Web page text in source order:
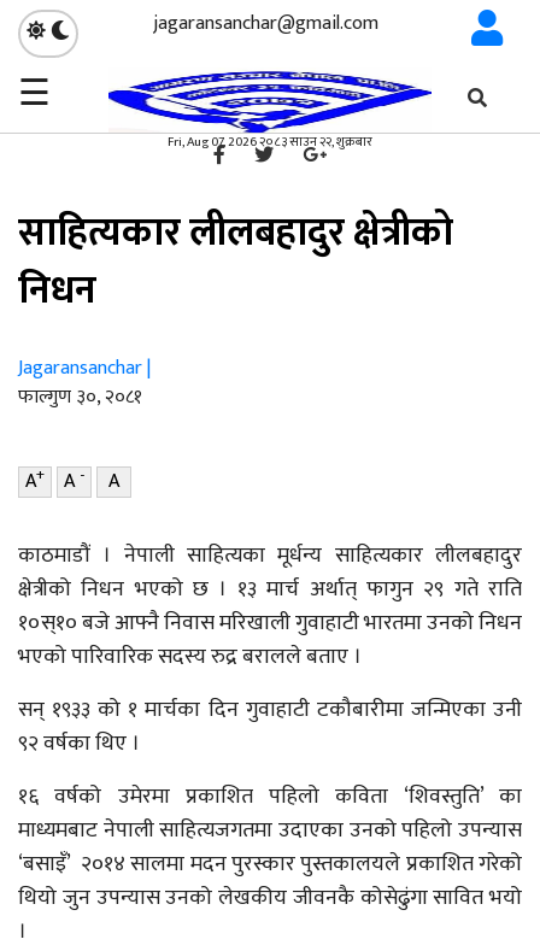
jagaransanchar@gmail.com
☰
Fri, Aug 07, 2026 २०८३ साउन २२, शुक्रबार
×
गृहपृष्ठ साहित्य
साहित्य
साहित्यकार लीलबहादुर क्षेत्रीको
निधन
Jagaransanchar |
फाल्गुण ३०, २०८१
A+ A- A
काठमाडौं । नेपाली साहित्यका मूर्धन्य साहित्यकार लीलबहादुर
क्षेत्रीको निधन भएको छ । १३ मार्च अर्थात् फागुन २९ गते राति
१०स्१० बजे आफ्नै निवास मरिखाली गुवाहाटी भारतमा उनको निधन
भएको पारिवारिक सदस्य रुद्र बरालले बताए ।
सन् १९३३ को १ मार्चका दिन गुवाहाटी टकौबारीमा जन्मिएका उनी
९२ वर्षका थिए ।
१६ वर्षको उमेरमा प्रकाशित पहिलो कविता ‘शिवस्तुति’ का
माध्यमबाट नेपाली साहित्यजगतमा उदाएका उनको पहिलो उपन्यास
‘बसाइँ’ २०१४ सालमा मदन पुरस्कार पुस्तकालयले प्रकाशित गरेको
थियो जुन उपन्यास उनको लेखकीय जीवनकै कोसेढुंगा सावित भयो
।